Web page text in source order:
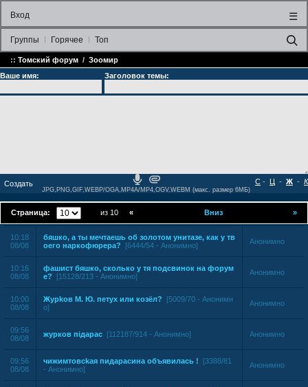
Вход ☰
Группы Горячее Топ
:: Томский форум / Зоомир
Ваше имя:
Заголовок темы:
- Ц - Ж - К
С
JPG,PNG,GIF,WEBP/OGA,MP4A/MP4,OGV,WEBM (макс. размер 6МБ)
Страница: из 10 »
« Вниз
10:18
08/08
бяшко, а ты мечтаешь об золотом унитазе, как у тв
оего наркофюрера? [6444/54 - Анонимно] Анонимно
10:16
08/08
фашист бяшко, сколько у тя подсвинок на форум
е? [15128/213 - Анонимно] Анонимно
10:00
08/08
Жypkoв М. Ю. петух или козёл? [5009/70 - Анонимн
о]
Анонимно
09:56
08/08
жypкoв пiдарас [112187/914 - Анонимно] Анонимно
09:56
08/08
чижимтoвckaя пидaрacинa объявилась ! [3388/81
- Анонимно]
Анонимно